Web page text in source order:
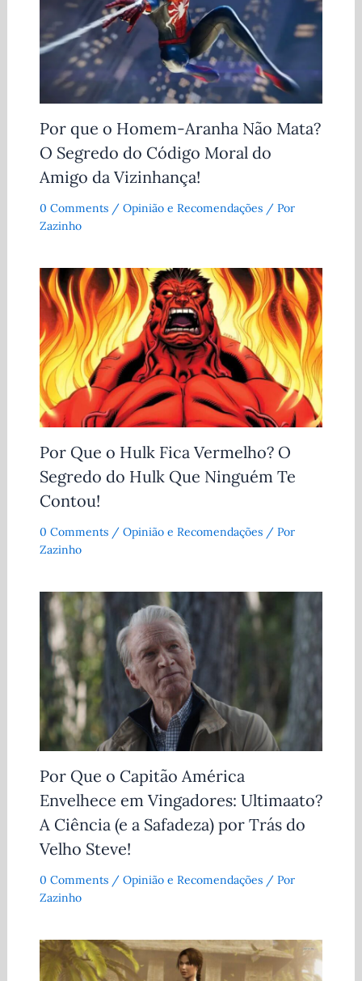
Por que o Homem-Aranha Não Mata?
O Segredo do Código Moral do
Amigo da Vizinhança!
0 Comments / Opinião e Recomendações/ Por
Zazinho
Por Que o Hulk Fica Vermelho? O
Segredo do Hulk Que Ninguém Te
Contou!
0 Comments / Opinião e Recomendações/ Por
Zazinho
Por Que o Capitão América
Envelhece em Vingadores: Ultimaato?
A Ciência (e a Safadeza) por Trás do
Velho Steve!
0 Comments / Opinião e Recomendações/ Por
Zazinho